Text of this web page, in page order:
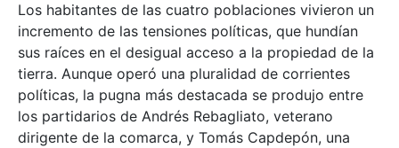
Los habitantes de las cuatro poblaciones vivieron un
incremento de las tensiones políticas, que hundían
sus raíces en el desigual acceso a la propiedad de la
tierra. Aunque operó una pluralidad de corrientes
políticas, la pugna más destacada se produjo entre
los partidarios de Andrés Rebagliato, veterano
dirigente de la comarca, y Tomás Capdepón, una